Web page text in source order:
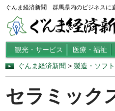
ぐんま経済新聞 群馬県内のビジネスに
観光・サービス 医療・福祉
ぐんま経済新聞 > 製造・ソフト
セラミック